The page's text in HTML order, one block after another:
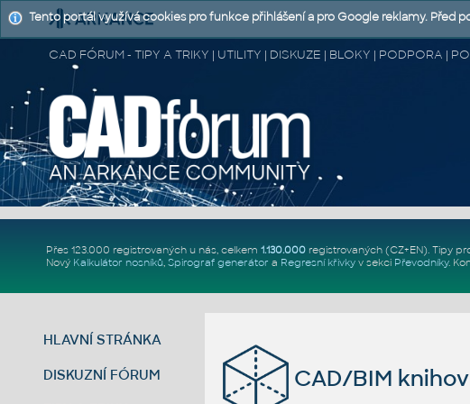
CAD FÓRUM - TIPY A TRIKY | UTILITY | DISKUZE | BLOKY | PODPORA |
Přes 123.000 registrovaných u nás, celkem 1.130.000registrovaných (CZ+EN). Tipy
Nový Kalkulátor nosníků, Spirograf generátor a Regresní křivkyv sekci Převodníky.
HLAVNÍ STRÁNKA
DISKUZNÍ FÓRUM CAD/BIM
Tento portál využívá cookies pro funkce přihlášení a pro Google reklamy. Před